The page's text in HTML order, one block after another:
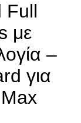
Full
με
–
για